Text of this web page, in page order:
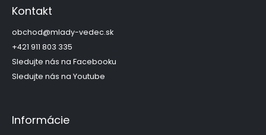
Kontakt
obchod@mlady-vedec.sk
+421 911 803 335
Sledujte nás na Facebooku
Sledujte nás na Youtube
Informácie